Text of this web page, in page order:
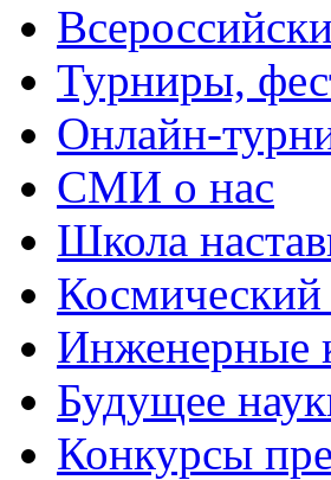
Турниры,
Онлайн-
СМИ о нас
Школа
Космический
Инженерные
Будущее
Конкурсы